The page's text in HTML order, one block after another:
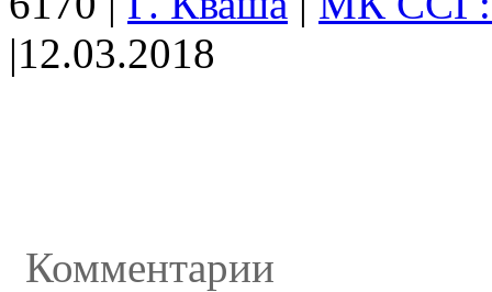
|12.03.2018
Комментарии